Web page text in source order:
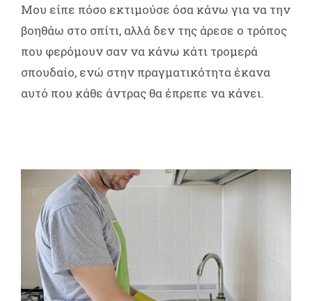
Μου είπε πόσο εκτιμούσε όσα κάνω για να την
βοηθάω στο σπίτι, αλλά δεν της άρεσε ο τρόπος
που φερόμουν σαν να κάνω κάτι τρομερά
σπουδαίο, ενώ στην πραγματικότητα έκανα
αυτό που κάθε άντρας θα έπρεπε να κάνει.